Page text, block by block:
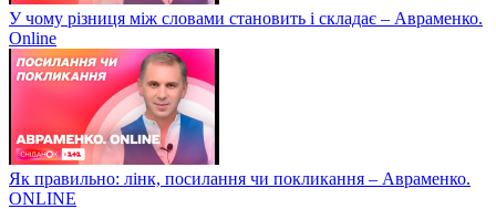
У чому різниця між словами становить і складає – Авраменко.
Online
Як правильно: лінк, посилання чи покликання – Авраменко.
ONLINE